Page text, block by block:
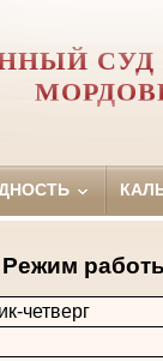
СУД
Режим
четверг